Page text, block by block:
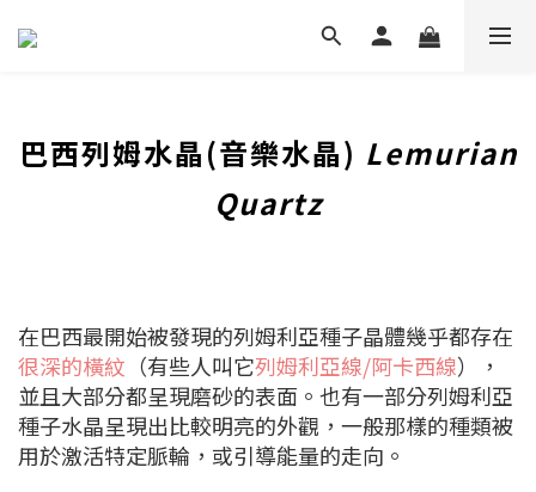
巴西列姆水晶(音樂水晶) Lemurian
Quartz
在巴西最開始被發現的列姆利亞種子晶體幾乎都存在
很深的橫紋 （有些人叫它列姆利亞線/阿卡西線），
並且大部分都呈現磨砂的表面。也有一部分列姆利亞
種子水晶呈現出比較明亮的外觀，一般那樣的種類被
用於激活特定脈輪，或引導能量的走向。